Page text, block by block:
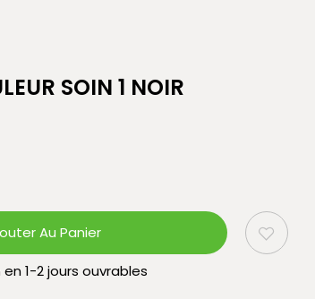
SOIN 1 NOIR
Au Panier
1-2 jours ouvrables